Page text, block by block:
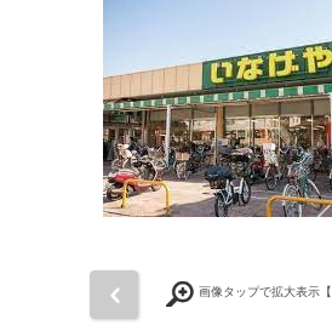
画像タップで拡大表示【